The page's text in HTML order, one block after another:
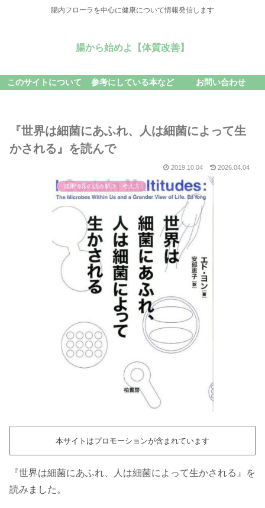
腸内フローラを中心に健康について情報発信します
腸から始めよ【体質改善】
このサイトについて 参考にしている本など お問い合わせ
『世界は細菌にあふれ、人は細菌によって生
かされる』を読んで
2019.10.04 2026.04.04
健康情報の読み解き・考え方
本サイトはプロモーションが含まれています
『世界は細菌にあふれ、人は細菌によって生かされる』を
読みました。